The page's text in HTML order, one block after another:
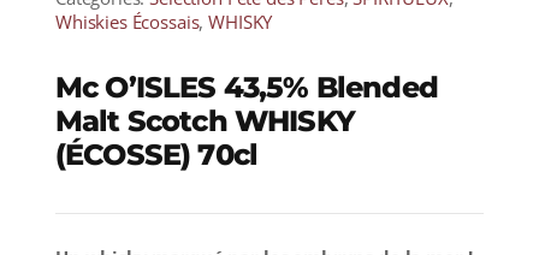
Whiskies Écossais,WHISKY
Mc O’ISLES 43,5% Blended
Malt Scotch WHISKY
(ÉCOSSE) 70cl